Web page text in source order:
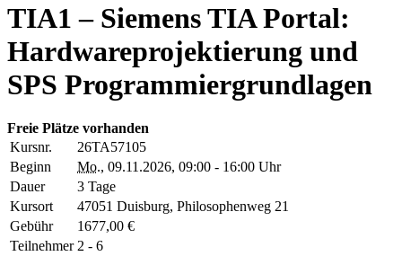
TIA1 – Siemens TIA Portal:
Hardwareprojektierung und
SPS Programmiergrundlagen
Freie Plätze vorhanden
Kursnr.
26TA57105
Beginn
Mo., 09.11.2026, 09:00 - 16:00 Uhr
Dauer
3 Tage
Kursort
47051 Duisburg, Philosophenweg 21
Gebühr
1677,00 €
Teilnehmer 2 - 6